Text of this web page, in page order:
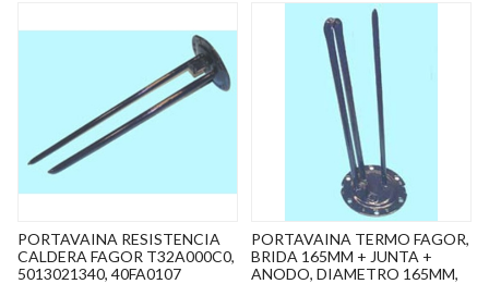
PORTAVAINA RESISTENCIA
CALDERA FAGOR T32A000C0,
5013021340, 40FA0107
PORTAVAINA TERMO FAGOR,
BRIDA 165MM + JUNTA +
ANODO, DIAMETRO 165MM,